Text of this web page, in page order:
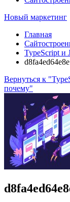
Новый маркетинг
Главная
TypeScript и
Вернуться к
почему"